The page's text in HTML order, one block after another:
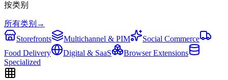
按类别
所有类别 →
Storefronts
Multichannel & PIM
Social Commerce
Food Delivery
Digital & SaaS
Browser Extensions
Specialized